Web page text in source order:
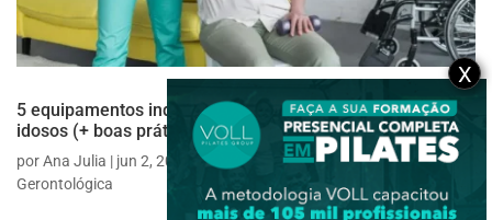
5 equipamentos indispensáveis na fisioterapia com
idosos (+ boas práticas)
porAna Julia | jun 2, 2025 |Fisioterapia Específica,Fisioterapia
Gerontológica
X